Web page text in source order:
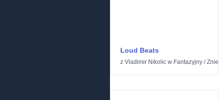
Loud Beats
z Vladimir Nikolic w Fantazyjny /